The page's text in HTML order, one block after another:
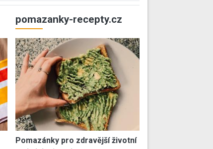
pomazanky-recepty.cz
Pomazánky pro zdravější životní